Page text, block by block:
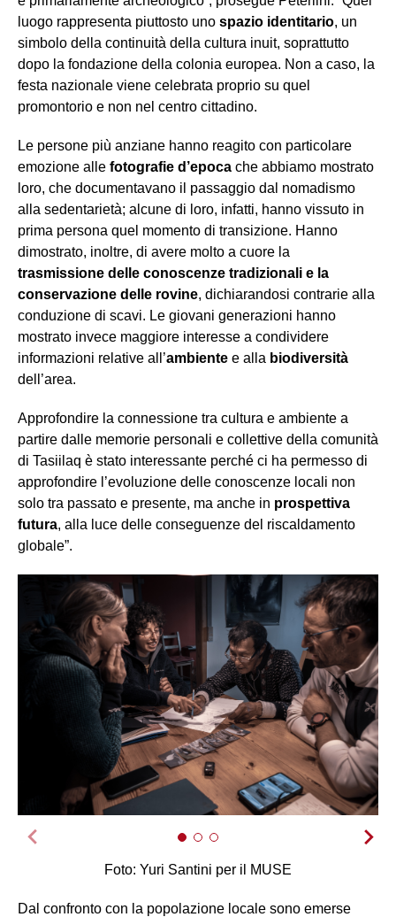
luogo rappresenta piuttosto uno spazio identitario, un
simbolo della continuità della cultura inuit, soprattutto
dopo la fondazione della colonia europea. Non a caso, la
festa nazionale viene celebrata proprio su quel
promontorio e non nel centro cittadino.
Le persone più anziane hanno reagito con particolare
emozione alle fotografie d’epoca che abbiamo mostrato
loro, che documentavano il passaggio dal nomadismo
alla sedentarietà; alcune di loro, infatti, hanno vissuto in
prima persona quel momento di transizione. Hanno
dimostrato, inoltre, di avere molto a cuore la
trasmissione delle conoscenze tradizionali e la
conservazione delle rovine, dichiarandosi contrarie alla
conduzione di scavi. Le giovani generazioni hanno
mostrato invece maggiore interesse a condividere
informazioni relative all’ambiente e alla biodiversità
dell’area.
Approfondire la connessione tra cultura e ambiente a
partire dalle memorie personali e collettive della comunità
di Tasiilaq è stato interessante perché ci ha permesso di
approfondire l’evoluzione delle conoscenze locali non
solo tra passato e presente, ma anche in prospettiva
futura, alla luce delle conseguenze del riscaldamento
globale”.
Foto: Yuri Santini per il MUSE
Dal confronto con la popolazione locale sono emerse